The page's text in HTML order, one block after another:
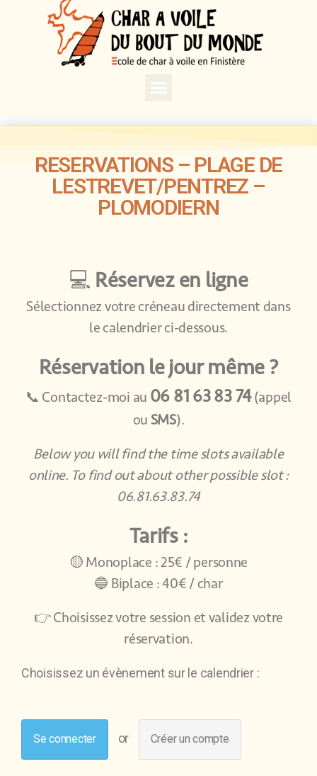
RESERVATIONS – PLAGE DE
LESTREVET/PENTREZ –
PLOMODIERN
💻 Réservez en ligne
Sélectionnez votre créneau directement dans
le calendrier ci-dessous.
Réservation le jour même ?
📞 Contactez-moi au 06 81 63 83 74(appel
ou SMS).
Below you will find the time slots available
online. To find out about other possible slot :
06.81.63.83.74
Tarifs :
🟡 Monoplace : 25€ / personne
🔵 Biplace : 40€ / char
👉 Choisissez votre session et validez votre
réservation.
Choisissez un évènement sur le calendrier :
Se connecter Créer un compte